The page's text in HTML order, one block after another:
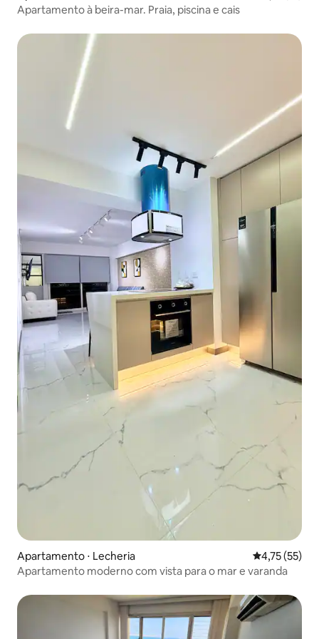
Apartamento à beira-mar. Praia, piscina e cais
Apartamento ⋅ Lecheria 4,75 de uma
4,75 (55)
Apartamento moderno com vista para o mar e varanda